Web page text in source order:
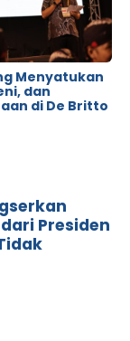
Menyatukan
dan
di De Britto
Presiden